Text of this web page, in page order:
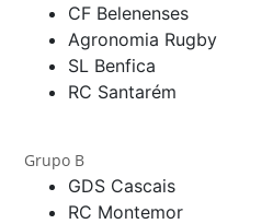
CF Belenenses
Agronomia Rugby
SL Benfica
RC Santarém
Grupo B
GDS Cascais
RC Montemor